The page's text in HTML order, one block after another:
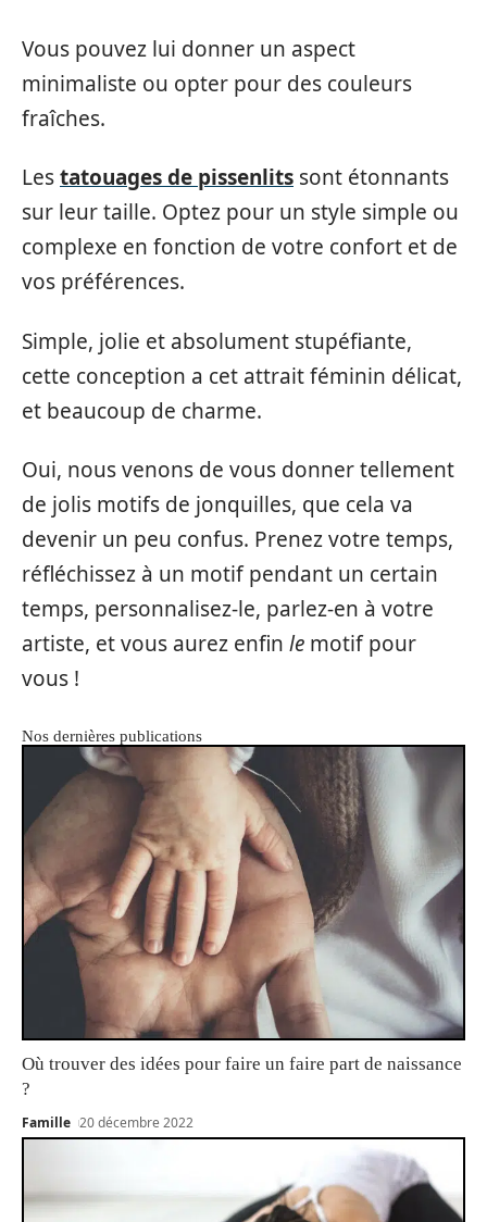
Vous pouvez lui donner un aspect
minimaliste ou opter pour des couleurs
fraîches.
Lestatouages de pissenlits sont étonnants
sur leur taille. Optez pour un style simple ou
complexe en fonction de votre confort et de
vos préférences.
Simple, jolie et absolument stupéfiante,
cette conception a cet attrait féminin délicat,
et beaucoup de charme.
Oui, nous venons de vous donner tellement
de jolis motifs de jonquilles, que cela va
devenir un peu confus. Prenez votre temps,
réfléchissez à un motif pendant un certain
temps, personnalisez-le, parlez-en à votre
artiste, et vous aurez enfin le motif pour
vous !
Nos dernières publications
Où trouver des idées pour faire un faire part de naissance
?
Famille 20 décembre 2022